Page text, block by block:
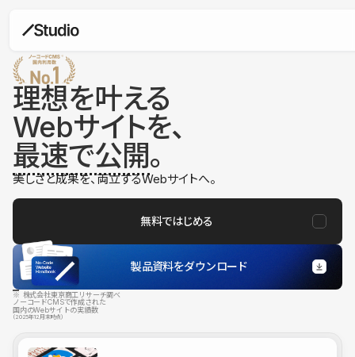
理想を叶える
Webサイトを、
最速で公開。
美しさと成果を、両立するWebサイトへ。
無料ではじめる
製品資料をダウンロード
※ 株式会社東京商工リサーチ調べ
ノーコードCMSで作成された
国内のWebサイトの実績数
（2025年12月末時点）